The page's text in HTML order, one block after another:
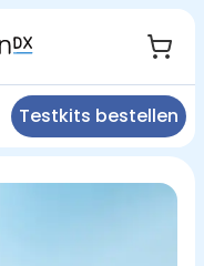
Testkits bestellen